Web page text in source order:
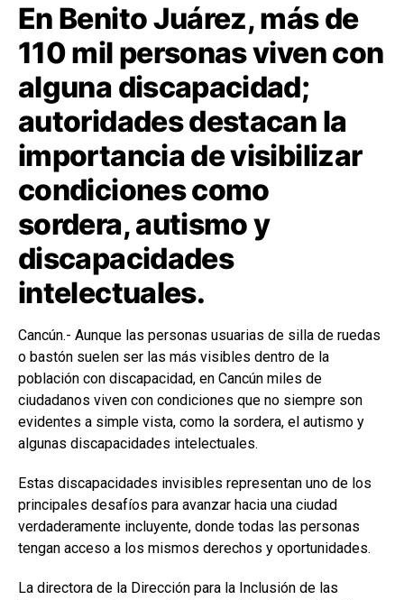
En Benito Juárez, más de
110 mil personas viven con
alguna discapacidad;
autoridades destacan la
importancia de visibilizar
condiciones como
sordera, autismo y
discapacidades
intelectuales.
Cancún.- Aunque las personas usuarias de silla de ruedas
o bastón suelen ser las más visibles dentro de la
población con discapacidad, en Cancún miles de
ciudadanos viven con condiciones que no siempre son
evidentes a simple vista, como la sordera, el autismo y
algunas discapacidades intelectuales.
Estas discapacidades invisibles representan uno de los
principales desafíos para avanzar hacia una ciudad
verdaderamente incluyente, donde todas las personas
tengan acceso a los mismos derechos y oportunidades.
La directora de la Dirección para la Inclusión de las